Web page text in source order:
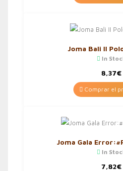
Joma Bali II
In
8,37€
Comprar el
Joma Gala
In
7,82€